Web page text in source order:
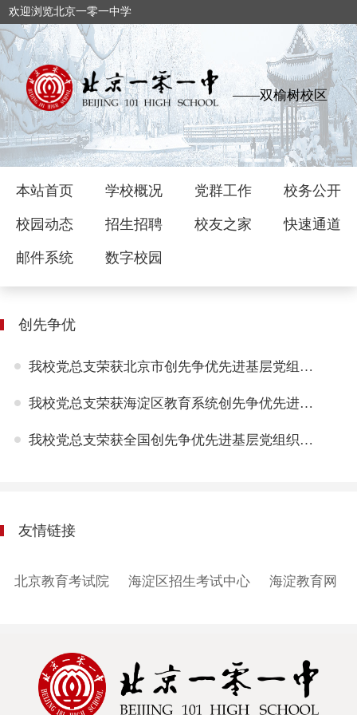
欢迎浏览北京一零一中学
——双榆树校区
本站首页 学校概况 党群工作 校务公开
校园动态 招生招聘 校友之家 快速通道
邮件系统 数字校园
创先争优
我校党总支荣获北京市创先争优先进基层党组织称号
我校党总支荣获海淀区教育系统创先争优先进基层党组织称号
我校党总支荣获全国创先争优先进基层党组织称号
友情链接
北京教育考试院 海淀区招生考试中心 海淀教育网